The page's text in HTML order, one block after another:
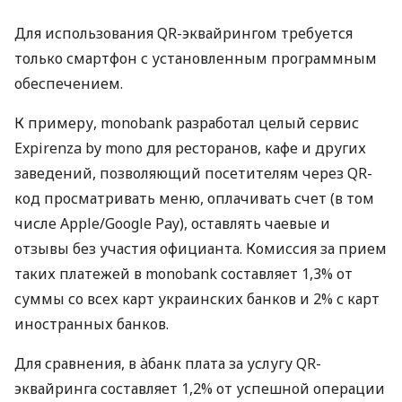
Для использования QR-эквайрингом требуется
только смартфон с установленным программным
обеспечением.
К примеру, monobank разработал целый сервис
Expirenza by mono для ресторанов, кафе и других
заведений, позволяющий посетителям через QR-
код просматривать меню, оплачивать счет (в том
числе Apple/Google Pay), оставлять чаевые и
отзывы без участия официанта. Комиссия за прием
таких платежей в monobank составляет 1,3% от
суммы со всех карт украинских банков и 2% с карт
иностранных банков.
Для сравнения, в àбанк плата за услугу QR-
эквайринга составляет 1,2% от успешной операции